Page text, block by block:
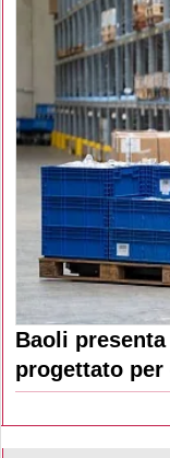
Baoli
progettato